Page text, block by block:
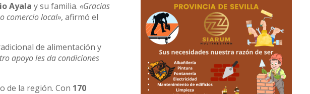
Ayala y su familia.«Gracias
comercio local», afirmó el
de alimentación y
apoyo les da condiciones
de la región. Con 170